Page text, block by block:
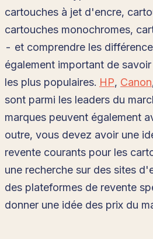
cartouches à jet d'encre,
cartouches monochromes,
- et comprendre les
également important de
les plus populaires. HP, Canon
sont parmi les leaders du
marques peuvent également
outre, vous devez avoir une
revente courants pour les
une recherche sur des sites
des plateformes de revente
donner une idée des prix du